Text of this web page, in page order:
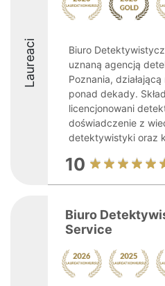
Laureaci
Biuro
uznaną agencją
Poznania,
ponad dekady.
licencjonowani
doświadczenie z
detektywistyki oraz
10
Biuro
Service